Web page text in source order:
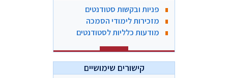
פניות ובקשות סטודנטים
מזכירות לימודי הסמכה
מודעות כלליות לסטודנטים
קישורים שימושיים